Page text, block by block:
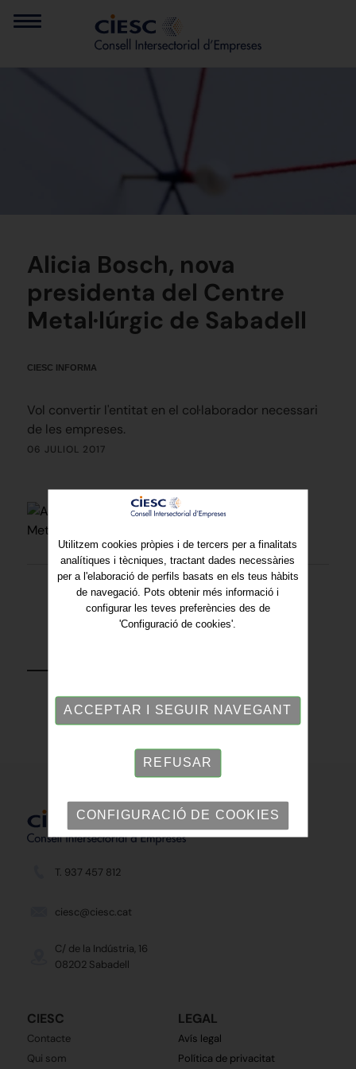
Alicia Bosch, nova
presidenta del Centre
Metal·lúrgic de Sabadell
CIESC INFORMA
Vol convertir l'entitat en el col·laborador necessari
de les empreses.
06 JULIOL 2017
T. 937 457 812
ciesc@ciesc.cat
C/ de la Indústria, 16
08202 Sabadell
CIESC
Contacte
Qui som
LEGAL
Avís legal
Política de privacitat
Utilitzem cookies pròpies i de tercers per a finalitats
analítiques i tècniques, tractant dades necessàries
per a l'elaboració de perfils basats en els teus hàbits
de navegació. Pots obtenir més informació i
configurar les teves preferències des de
'Configuració de cookies'.
ACCEPTAR I SEGUIR NAVEGANT
REFUSAR
CONFIGURACIÓ DE COOKIES